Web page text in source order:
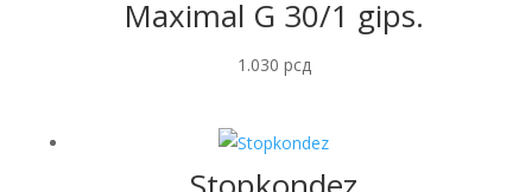
Maximal G 30/1 gips.
1.030 рсд